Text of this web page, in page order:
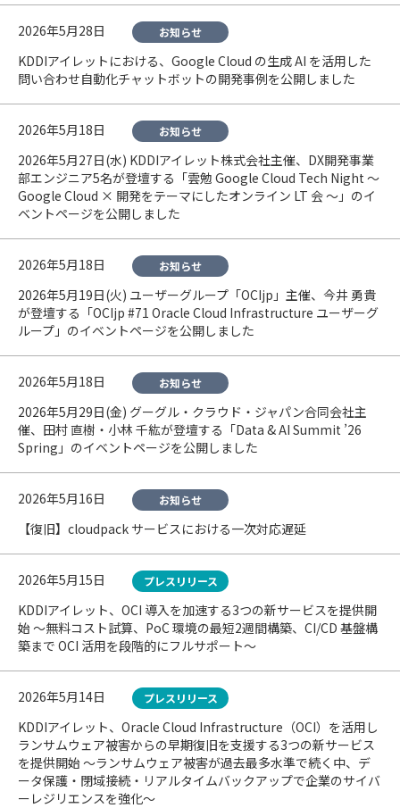
2026年5月28日 お知らせ
KDDIアイレットにおける、Google Cloud の生成 AI を活用した
問い合わせ自動化チャットボットの開発事例を公開しました
2026年5月18日 お知らせ
2026年5月27日(水) KDDIアイレット株式会社主催、DX開発事業
部エンジニア5名が登壇する「雲勉 Google Cloud Tech Night 〜
Google Cloud × 開発をテーマにしたオンライン LT 会 〜」のイ
ベントページを公開しました
2026年5月18日 お知らせ
2026年5月19日(火) ユーザーグループ「OCIjp」主催、今井 勇貴
が登壇する「OCIjp #71 Oracle Cloud Infrastructure ユーザーグ
ループ」のイベントページを公開しました
2026年5月18日 お知らせ
2026年5月29日(金) グーグル・クラウド・ジャパン合同会社主
催、田村 直樹・小林 千紘が登壇する「Data & AI Summit ’26
Spring」のイベントページを公開しました
2026年5月16日 お知らせ
【復旧】cloudpack サービスにおける一次対応遅延
2026年5月15日 プレスリリース
KDDIアイレット、OCI 導入を加速する3つの新サービスを提供開
始 〜無料コスト試算、PoC 環境の最短2週間構築、CI/CD 基盤構
築まで OCI 活用を段階的にフルサポート〜
2026年5月14日 プレスリリース
KDDIアイレット、Oracle Cloud Infrastructure（OCI）を活用し
ランサムウェア被害からの早期復旧を支援する3つの新サービス
を提供開始 〜ランサムウェア被害が過去最多水準で続く中、デ
ータ保護・閉域接続・リアルタイムバックアップで企業のサイバ
ーレジリエンスを強化〜